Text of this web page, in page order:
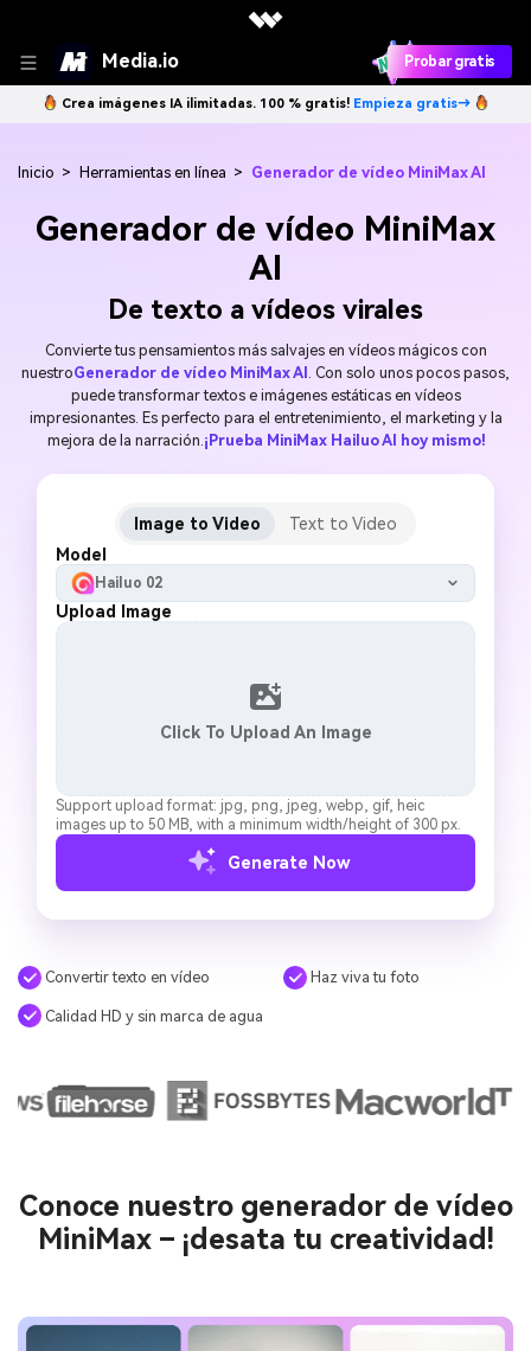
Media.io Probar gratis
Crea imágenes IA ilimitadas. 100 % gratis! Empieza gratis→
Inicio > Herramientas en línea > Generador de vídeo MiniMax AI
Generador de vídeo MiniMax
AI
De texto a vídeos virales
Convierte tus pensamientos más salvajes en vídeos mágicos con
nuestroGenerador de vídeo MiniMax AI
. Con solo unos pocos pasos,
puede transformar textos e imágenes estáticas en vídeos
impresionantes. Es perfecto para el entretenimiento, el marketing y la
mejora de la narración. ¡Prueba MiniMax Hailuo AI hoy mismo!
Image to Video
Text to Video
Model
Hailuo 02
Upload Image
Click To Upload An Image
Support upload format: jpg, png, jpeg, webp, gif, heic
images up to 50 MB, with a minimum width/height of 300 px.
Generate Now
Convertir texto en vídeo Haz viva tu foto
Calidad HD y sin marca de agua
Conoce nuestro generador de vídeo
MiniMax – ¡desata tu creatividad!